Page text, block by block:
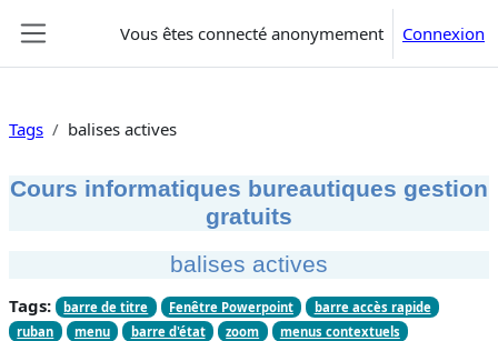
Vous êtes connecté anonymement Connexion
Tags balises actives
Cours informatiques bureautiques gestion
gratuits
balises actives
Tags: barre de titre Fenêtre Powerpoint
barre accès rapide
ruban
menu barre d'état zoom
menus contextuels